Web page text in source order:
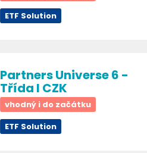
ETF Solution
Partners Universe 6 -
Třída I CZK
vhodný i do začátku
ETF Solution